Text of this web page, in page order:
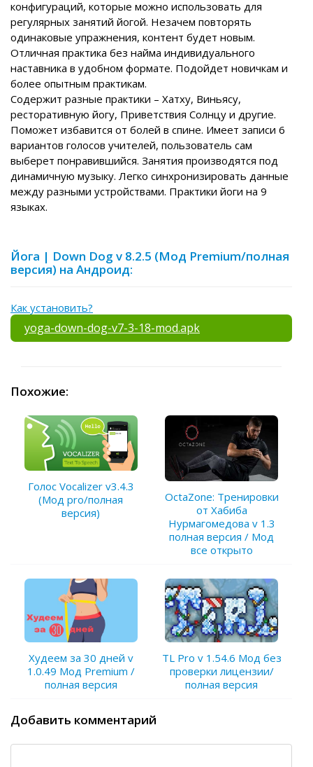
конфигураций, которые можно использовать для
регулярных занятий йогой. Незачем повторять
одинаковые упражнения, контент будет новым.
Отличная практика без найма индивидуального
наставника в удобном формате. Подойдет новичкам и
более опытным практикам.
Содержит разные практики – Хатху, Виньясу,
ресторативную йогу, Приветствия Солнцу и другие.
Поможет избавится от болей в спине. Имеет записи 6
вариантов голосов учителей, пользователь сам
выберет понравившийся. Занятия производятся под
динамичную музыку. Легко синхронизировать данные
между разными устройствами. Практики йоги на 9
языках.
Йога | Down Dog v 8.2.5 (Мод Premium/полная
версия) на Андроид:
Как установить?
yoga-down-dog-v7-3-18-mod.apk
Похожие:
Голос Vocalizer v3.4.3
(Мод pro/полная
версия)
OctaZone: Тренировки
от Хабиба
Нурмагомедова v 1.3
полная версия / Мод
все открыто
Худеем за 30 дней v
1.0.49 Мод Premium /
полная версия
TL Pro v 1.54.6 Мод без
проверки лицензии/
полная версия
Добавить комментарий